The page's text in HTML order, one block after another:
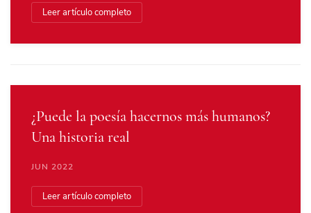
Leer artículo completo
¿Puede la poesía hacernos más humanos?
Una historia real
JUN 2022
Leer artículo completo